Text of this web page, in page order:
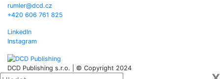
rumler@dcd.cz
+420 606 761 825
LinkedIn
Instagram
DCD Publishing s.r.o. | © Copyright 2024